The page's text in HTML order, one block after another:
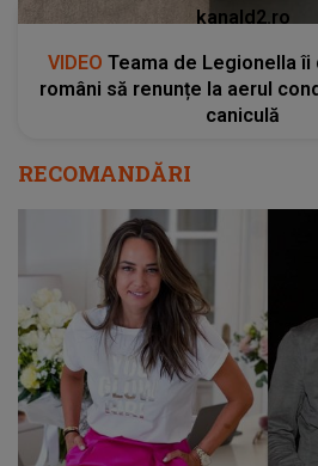
kanald2.ro
VIDEO Teama de Legionella
români să renunțe la aerul
caniculă
RECOMANDĂRI